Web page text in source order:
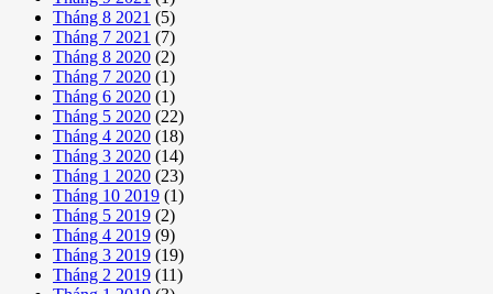
Tháng 8 2021 (5)
Tháng 7 2021 (7)
Tháng 8 2020 (2)
Tháng 7 2020 (1)
Tháng 6 2020 (1)
Tháng 5 2020 (22)
Tháng 4 2020 (18)
Tháng 3 2020 (14)
Tháng 1 2020 (23)
Tháng 10 2019 (1)
Tháng 5 2019 (2)
Tháng 4 2019 (9)
Tháng 3 2019 (19)
Tháng 2 2019 (11)